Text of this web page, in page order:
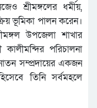
শ্রীমঙ্গলের ধর্মীয়,
ভূমিকা পালন করেন।
উপজেলা শাখার
কালীমন্দির পরিচালনা
সম্প্রদায়ের একজন
তিনি সর্বমহলে